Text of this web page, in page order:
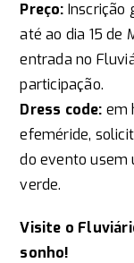
Preço: Inscrição
até ao dia 15 de
entrada no
participação.
Dress code: em
efeméride,
do evento usem
verde.
Visite o
sonho!